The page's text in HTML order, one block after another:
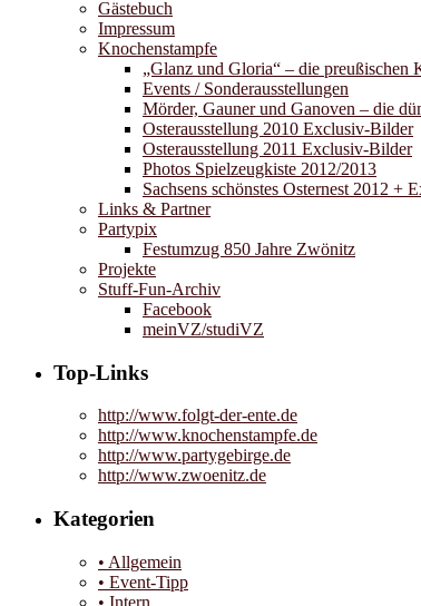
Gästebuch
Impressum
Knochenstampfe
„Glanz und Gloria“ – die preußischen
Events / Sonderausstellungen
Mörder, Gauner und Ganoven – die
Osterausstellung 2010 Exclusiv-Bilder
Osterausstellung 2011 Exclusiv-Bilder
Photos Spielzeugkiste 2012/2013
Sachsens schönstes Osternest 2012 +
Links & Partner
Partypix
Festumzug 850 Jahre Zwönitz
Projekte
Stuff-Fun-Archiv
Facebook
meinVZ/studiVZ
Top-Links
http://www.folgt-der-ente.de
http://www.knochenstampfe.de
http://www.partygebirge.de
http://www.zwoenitz.de
Kategorien
• Allgemein
• Event-Tipp
• Intern